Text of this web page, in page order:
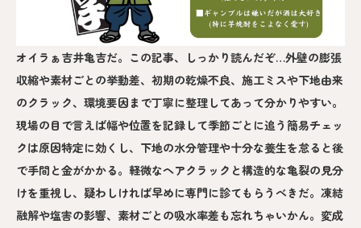
オイラぁ吉井亀吉だ。この記事、しっかり読んだぞ…外壁の膨張
収縮や素材ごとの挙動差、初期の乾燥不良、施工ミスや下地由来
のクラック、環境要因まで丁寧に整理してあって分かりやすい。
現場の目で言えば幅や位置を記録して季節ごとに追う簡易チェッ
クは原因特定に効くし、下地の水分管理や十分な養生を怠ると後
で手間と金がかかる。軽微なヘアクラックと構造的な亀裂の見分
けを重視し、疑わしければ早めに専門に診てもらうべきだ。凍結
融解や塩害の影響、素材ごとの吸水率差も忘れちゃいかん。変成